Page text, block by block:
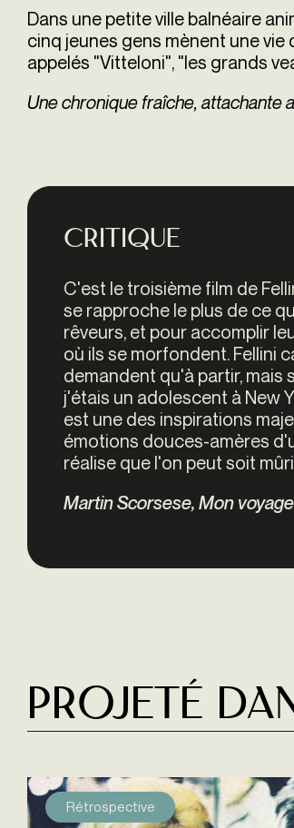
Dans une petite ville balnéaire
cinq jeunes gens mènent une vie
appelés "Vitteloni", "les grands
Une chronique fraîche, attachante
Critique
C'est le troisième film de
se rapproche le plus de ce
rêveurs, et pour accomplir
où ils se morfondent. Fellini
demandent qu'à partir, mais
j'étais un adolescent à New
est une des inspirations
émotions douces-amères
réalise que l'on peut soit
Martin Scorsese, Mon
Projeté
Rétrospective